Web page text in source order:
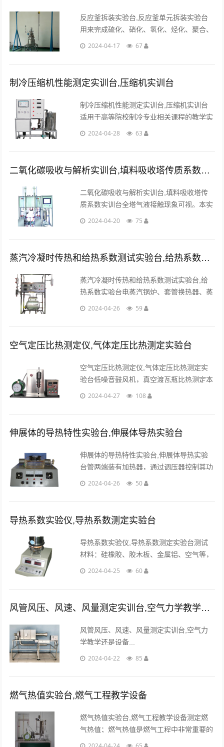
反应釜拆装实验台,反应釜单元拆装实验台
用来完成硫化、硝化、氢化、烃化、聚合、
缩合等工艺过程的压力容器。因此对反应釜
2024-04-17 67
制冷压缩机性能测定实训台,压缩机实训台
制冷压缩机性能测定实训台,压缩机实训台
适用于高等院校制冷专业相关课程的教学实
验，它不但能开设制冷压缩机性能参数的测
演示实验。...
2024-04-28 63
二氧化碳吸收与解析实训台,填料吸收塔传质系数实训台
二氧化碳吸收与解析实训台,填料吸收塔传
质系数实训台全塔气液接触现象可视。本实
训台采用二氧化碳――水体系。CO2气体无
CO2作为溶质组分。...
2024-04-20 75
蒸汽冷凝时传热和给热系数测试实验台,给热系数实验台
蒸汽冷凝时传热和给热系数测试实验台,给
热系数实验台电蒸汽锅炉、套管换热器、蒸
汽冷凝罐、蒸汽及水流量测试设备、加热由
的温度测试系统。...
2024-04-26 59
空气定压比热测定仪,气体定压比热测定实验台
空气定压比热测定仪,气体定压比热测定实
验台低噪音鼓风机，真空渡瓦瓶比热测定本
体及支架，精度0.2湿式气体流量计及差压
台，内有：精密温度数显仪表（配有铠装热
电偶）...
2024-04-27 108
伸展体的导热特性实验台,伸展体导热实验台
伸展体的导热特性实验台,伸展体导热实验
台管两端装有加热器，通过调压器控制其功
率，在管内安装有可移动热电偶测温头，使
2024-04-26 50
导热系数实验仪,导热系数测定实验台
导热系数实验仪,导热系数测定实验台测试
材料：硅橡胶、胶木板、金属铝、空气等，
加围框可检测粉状、颗粒状、胶状材料。...
2024-04-25 60
风管风压、风速、风量测定实训台,空气力学教学还是设备
风管风压、风速、风量测定实训台,空气力
学教学还是设备...
2024-04-22 85
燃气热值实验台,燃气工程教学设备
燃气热值实验台,燃气工程教学设备测定燃
气热值；燃气热值是燃气工程中非常重要的
参数之一，在燃气生产、供应及应用过程